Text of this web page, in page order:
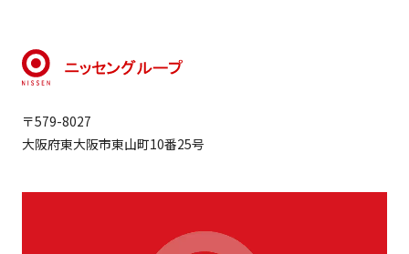
〒579-8027
大阪府東大阪市東山町10番25号